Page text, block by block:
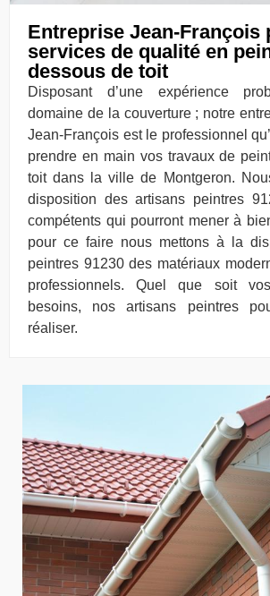
Entreprise Jean-François
services de qualité en
dessous de toit
Disposant d’une expérience
domaine de la couverture ; notre
Jean-François est le professionnel
prendre en main vos travaux de
toit dans la ville de Montgeron.
disposition des artisans peintres
compétents qui pourront mener à
pour ce faire nous mettons à la
peintres 91230 des matériaux
professionnels. Quel que soit
besoins, nos artisans peintres
réaliser.